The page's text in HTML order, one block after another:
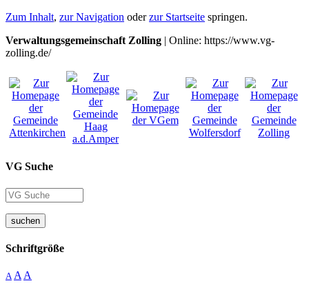
Zum Inhalt, zur Navigation oderzur Startseite springen.
Verwaltungsgemeinschaft Zolling | Online: https://www.vg-
zolling.de/
VG Suche
suchen
Schriftgröße
A A A